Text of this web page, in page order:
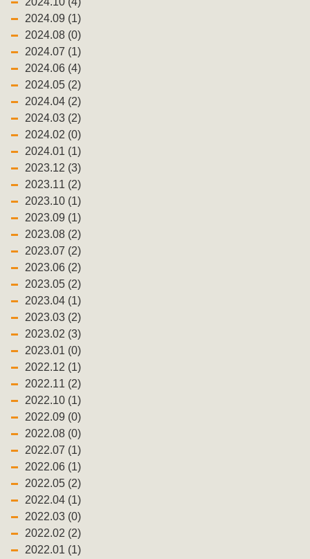
2024.09 (1)
2024.08 (0)
2024.07 (1)
2024.06 (4)
2024.05 (2)
2024.04 (2)
2024.03 (2)
2024.02 (0)
2024.01 (1)
2023.12 (3)
2023.11 (2)
2023.10 (1)
2023.09 (1)
2023.08 (2)
2023.07 (2)
2023.06 (2)
2023.05 (2)
2023.04 (1)
2023.03 (2)
2023.02 (3)
2023.01 (0)
2022.12 (1)
2022.11 (2)
2022.10 (1)
2022.09 (0)
2022.08 (0)
2022.07 (1)
2022.06 (1)
2022.05 (2)
2022.04 (1)
2022.03 (0)
2022.02 (2)
2022.01 (1)